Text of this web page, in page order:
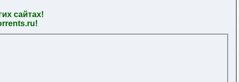
сайтах!